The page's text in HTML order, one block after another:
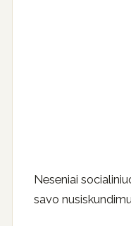
Neseniai
savo